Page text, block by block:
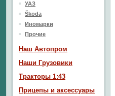
УАЗ
Škoda
Иномарки
Прочие
Наш Aвтопром
Наши Грузовики
Тракторы 1:43
Прицепы и аксессуары